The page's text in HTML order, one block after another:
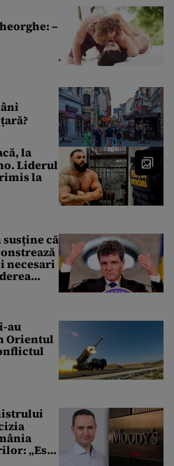
–
la
Liderul
la
că
necesari
au
Orientul
„Este
un